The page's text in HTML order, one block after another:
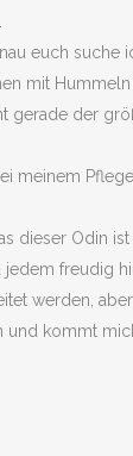
euch suche
mit
gerade der
meinem
dieser Odin ist
freudig
werden,
kommt